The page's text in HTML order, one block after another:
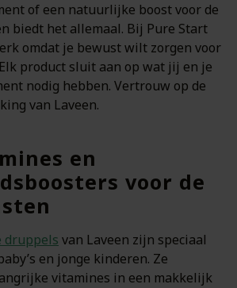
of een natuurlijke boost voor de
biedt het allemaal. Bij Pure Start
omdat je bewust wilt zorgen voor
product sluit aan op wat jij en je
nodig hebben. Vertrouw op de
van Laveen.
en
voor de
druppels van Laveen zijn speciaal
en jonge kinderen. Ze
vitamines in een makkelijk